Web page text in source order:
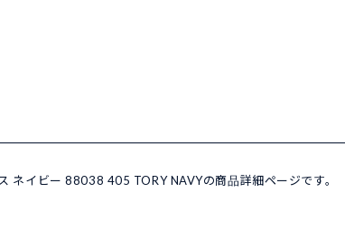
ネイビー 88038 405 TORY NAVYの商品詳細ページです。